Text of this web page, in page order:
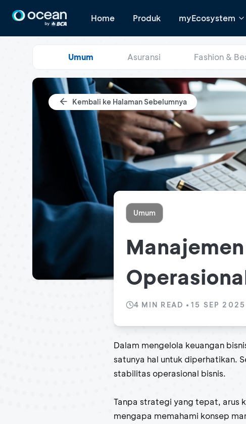
Home Produk myEcosystem
Umum Asuransi Fashion &
Kembali ke Halaman Sebelumnya
Umum
4 MIN READ • 15 SEP 2025
Dalam mengelola keuangan
satunya hal untuk diperhatikan.
stabilitas operasional bisnis.
Tanpa strategi yang tepat, arus
mengapa memahami konsep